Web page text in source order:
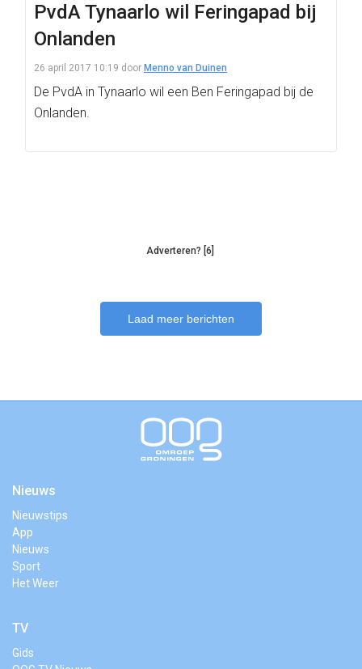
PvdA Tynaarlo wil Feringapad bij
Onlanden
26 april 2017 10:19 door Menno van Duinen
De PvdA in Tynaarlo wil een Ben Feringapad bij de
Onlanden.
Adverteren? [6]
Laad meer berichten
Nieuws
Nieuwstips
App
Nieuws
Sport
Het Weer
TV
Gids